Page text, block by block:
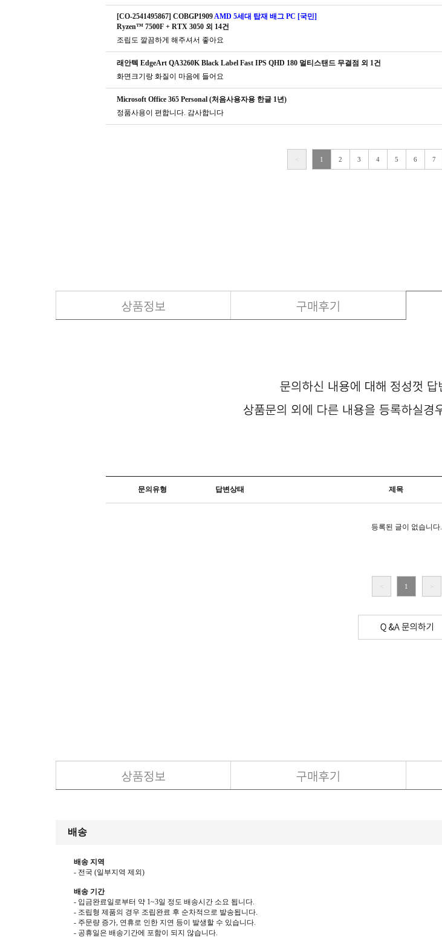
[CO-2541495867] COBGP1909AMD 5세대 탑재 배그 PC [국민]
Ryzen™ 7500F + RTX 3050 외 14건
조립도 깔끔하게 해주셔서 좋아요
래안텍 EdgeArt QA3260K Black Label Fast IPS QHD 180 멀티스탠드 무결점 외 1건
화면크기랑 화질이 마음에 들어요
Microsoft Office 365 Personal (처음사용자용 한글 1년)
정품사용이 편합니다. 감사합니다
< 1 2 3 4 5 6 7
문의유형 답변상태 제목
등록된 글이 없습니다.
< 1 >
배송
배송 지역
- 전국 (일부지역 제외 )
배송 기간
- 입금완료일로부터 약 1~3일 정도 배송시간 소요 됩니다.
- 조립형 제품의 경우 조립완료 후 순차적으로 발송됩니다.
- 주문량 증가, 연휴로 인한 지연 등이 발생할 수 있습니다.
- 공휴일은 배송기간에 포함이 되지 않습니다.